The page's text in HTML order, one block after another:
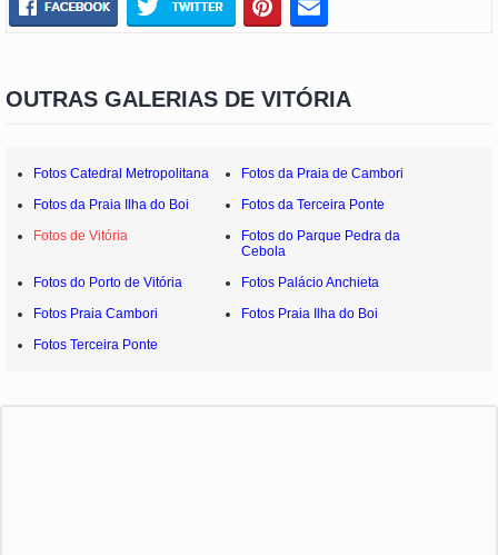
OUTRAS GALERIAS DE VITÓRIA
Fotos Catedral Metropolitana
Fotos da Praia de Cambori
Fotos da Praia Ilha do Boi
Fotos da Terceira Ponte
Fotos de Vitória
Fotos do Parque Pedra da
Cebola
Fotos do Porto de Vitória
Fotos Palácio Anchieta
Fotos Praia Cambori
Fotos Praia Ilha do Boi
Fotos Terceira Ponte